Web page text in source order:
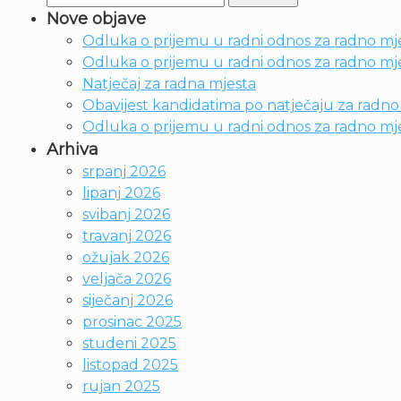
Nove objave
Odluka o prijemu u radni odnos za radno
Odluka o prijemu u radni odnos za radno
Natječaj za radna mjesta
Obavijest kandidatima po natječaju za
Odluka o prijemu u radni odnos za radno
Arhiva
srpanj 2026
lipanj 2026
svibanj 2026
travanj 2026
ožujak 2026
veljača 2026
siječanj 2026
prosinac 2025
studeni 2025
listopad 2025
rujan 2025